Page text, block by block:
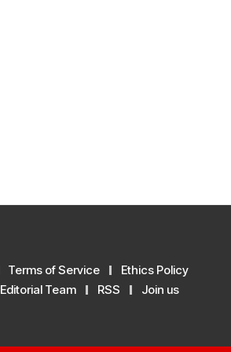
Terms of Service
Ethics Policy
Editorial Team RSS Join us